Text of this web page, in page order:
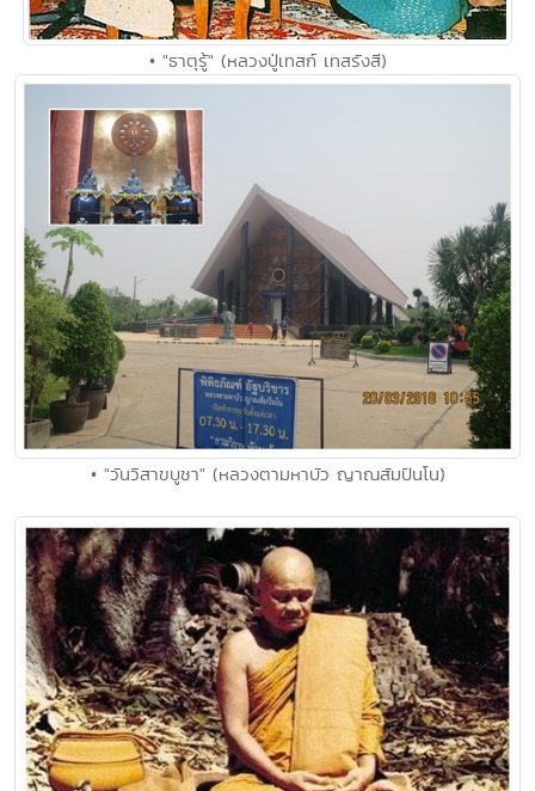
• "ธาตุรู้" (หลวงปู่เทสก์ เทสรังสี)
• "วันวิสาขบูชา" (หลวงตามหาบัว ญาณสัมปันโน)